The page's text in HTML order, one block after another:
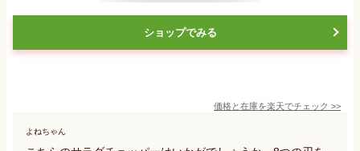
ショップでみる
価格と在庫を楽天でチェック >>
よねちゃん